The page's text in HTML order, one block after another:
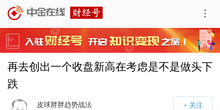
再去创出一个收盘新高在考虑是不是做头下
跌
皮球胖胖趋势战法